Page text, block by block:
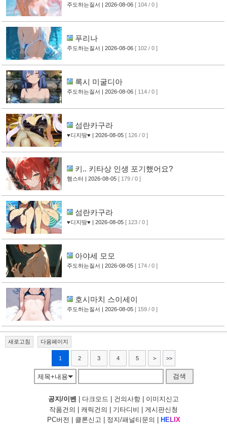
주도하는질서 | 2026-08-06 [ 104 / 0 ]
푸리나
주도하는질서 | 2026-08-06 [ 102 / 0 ]
록시 미굴디아
주도하는질서 | 2026-08-06 [ 114 / 0 ]
섬란카구라
♥디지땅♥ | 2026-08-05 [ 126 / 0 ]
키.. 키타상 인생 포기했어요?
햄스터 | 2026-08-05 [ 179 / 0 ]
섬란카구라
♥디지땅♥ | 2026-08-05 [ 123 / 0 ]
아야세 모모
주도하는질서 | 2026-08-05 [ 174 / 0 ]
호시마치 스이세이
주도하는질서 | 2026-08-05 [ 159 / 0 ]
새로고침 다음페이지
1 2 3 4 5 > >>
제목+내용 검색
공지/이벤 다크모드 건의사항
이미지신고
작품건의
캐릭건의 기타디비
게시판신청
PC버전
클론신고 정지/패널티문의 H ELI X